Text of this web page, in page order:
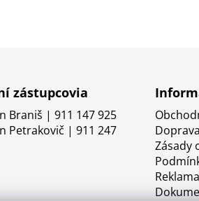
zástupcovia
Braniš | 911 147 925
Petrakovič | 911 247
Zásady